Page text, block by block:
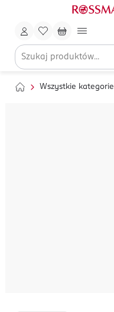
Wszystkie kategorie